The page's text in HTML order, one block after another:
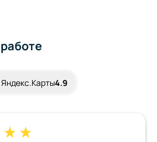
Яндекс.Карты4.9